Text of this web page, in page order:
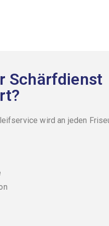
Schärfdienst
wird an jeden